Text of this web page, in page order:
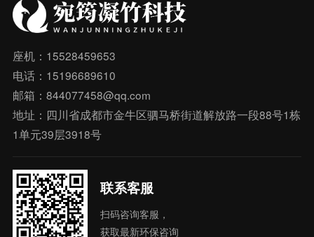
座机：15528459653
电话：15196689610
邮箱：844077458@qq.com
地址：四川省成都市金牛区驷马桥街道解放路一段88号1栋
1单元39层3918号
联系客服
扫码咨询客服，
获取最新环保咨询